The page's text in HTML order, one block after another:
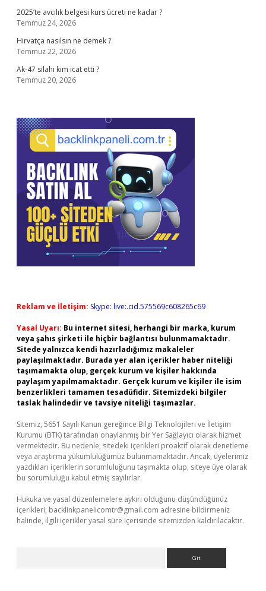
2025’te avcılık belgesi kurs ücreti ne kadar ?
Temmuz 24, 2026
Hirvatça nasılsın ne demek ?
Temmuz 22, 2026
Ak-47 silahı kim icat etti ?
Temmuz 20, 2026
Reklam ve İletişim: Skype: live:.cid.575569c608265c69
Yasal Uyarı: Bu internet sitesi, herhangi bir marka, kurum
veya şahıs şirketi ile hiçbir bağlantısı bulunmamaktadır.
Sitede yalnızca kendi hazırladığımız makaleler
paylaşılmaktadır. Burada yer alan içerikler haber niteliği
taşımamakta olup, gerçek kurum ve kişiler hakkında
paylaşım yapılmamaktadır. Gerçek kurum ve kişiler ile isim
benzerlikleri tamamen tesadüfidir. Sitemizdeki bilgiler
taslak halindedir ve tavsiye niteliği taşımazlar.
Sitemiz, 5651 Sayılı Kanun gereğince Bilgi Teknolojileri ve İletişim
Kurumu (BTK) tarafından onaylanmış bir Yer Sağlayıcı olarak hizmet
vermektedir. Bu nedenle, sitedeki içerikleri proaktif olarak denetleme
veya araştırma yükümlülüğümüz bulunmamaktadır. Ancak, üyelerimiz
yazdıkları içeriklerin sorumluluğunu taşımakta olup, siteye üye olarak
bu sorumluluğu kabul etmiş sayılırlar.
Hukuka ve yasal düzenlemelere aykırı olduğunu düşündüğünüz
içerikleri, backlinkpanelicomtr@gmail.com adresine bildirmeniz
halinde, ilgili içerikler yasal süre içerisinde sitemizden kaldırılacaktır.